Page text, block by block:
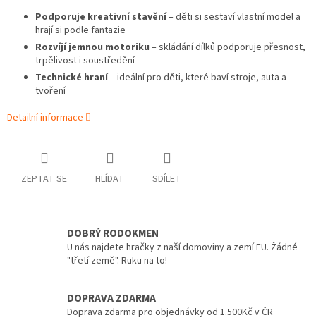
Podporuje kreativní stavění– děti si sestaví vlastní model a
hrají si podle fantazie
Rozvíjí jemnou motoriku – skládání dílků podporuje přesnost,
trpělivost i soustředění
Technické hraní– ideální pro děti, které baví stroje, auta a
tvoření
Detailní informace
ZEPTAT SE HLÍDAT SDÍLET
DOBRÝ RODOKMEN
U nás najdete hračky z naší domoviny a zemí EU. Žádné
"třetí země". Ruku na to!
DOPRAVA ZDARMA
Doprava zdarma pro objednávky od 1.500Kč v ČR